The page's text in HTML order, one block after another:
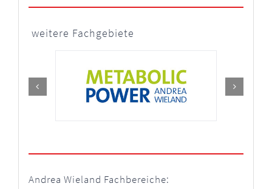
weitere Fachgebiete
Andrea Wieland Fachbereiche: